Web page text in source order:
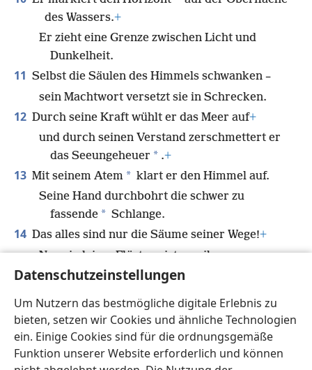
Datenschutzeinstellungen
Um Nutzern das bestmögliche digitale Erlebnis zu
bieten, setzen wir Cookies und ähnliche Technologien
ein. Einige Cookies sind für die ordnungsgemäße
Funktion unserer Website erforderlich und können
des Wassers.+
Er zieht eine Grenze zwischen Licht und
Dunkelheit.
11 Selbst die Säulen des Himmels schwanken –
sein Machtwort versetzt sie in Schrecken.
12 Durch seine Kraft wühlt er das Meer auf+
und durch seinen Verstand zerschmettert er
das Seeungeheuer * .+
13 Mit seinem Atem * klart er den Himmel auf.
Seine Hand durchbohrt die schwer zu
fassende * Schlange.
14 Das alles sind nur die Säume seiner Wege!+
Nur ein leises Flüstern ist von ihm zu
vernehmen!
Donner verstehen?“